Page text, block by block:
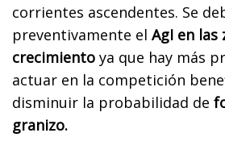
corrientes ascendentes. Se
preventivamente el AgI en las
crecimiento ya que hay más
actuar en la competición
disminuir la probabilidad de
granizo.